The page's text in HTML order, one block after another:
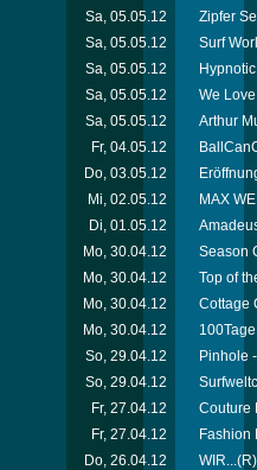
Sa, 05.05.12
Zipfer
Sa, 05.05.12
Surf
Sa, 05.05.12
Sa, 05.05.12
We
Sa, 05.05.12
Arthur
Fr, 04.05.12
Do, 03.05.12
Mi, 02.05.12
MAX
Di, 01.05.12
Mo, 30.04.12
Season
Mo, 30.04.12
Top of
Mo, 30.04.12
Cottage
Mo, 30.04.12
So, 29.04.12
Pinhole
So, 29.04.12
Fr, 27.04.12
Couture
Fr, 27.04.12
Fashion
Do, 26.04.12